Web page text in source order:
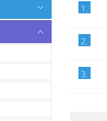
1.
2.
3.